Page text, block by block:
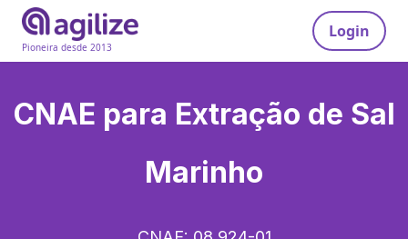
Pioneira desde 2013
Login
CNAE para Extração de Sal
Marinho